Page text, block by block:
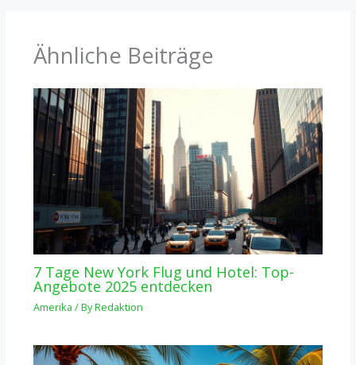
Ähnliche Beiträge
7 Tage New York Flug und Hotel: Top-
Angebote 2025 entdecken
Amerika / ByRedaktion